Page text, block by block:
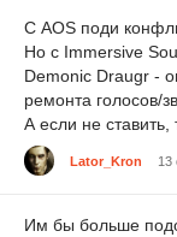
С АОS поди
Но с Immersive
Demonic Draugr -
ремонта голосов/
А если не ставить,
Lator_Kron 13
Им бы больше